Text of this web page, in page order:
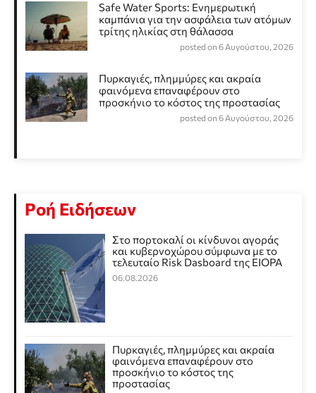
Safe Water Sports: Eνημερωτική
καμπάνια για την ασφάλεια των ατόμων
τρίτης ηλικίας στη θάλασσα
posted on 6 Αυγούστου, 2026
Πυρκαγιές, πλημμύρες και ακραία
φαινόμενα επαναφέρουν στο
προσκήνιο το κόστος της προστασίας
posted on 6 Αυγούστου, 2026
Ροή Ειδήσεων
Στο πορτοκαλί οι κίνδυνοι αγοράς
και κυβερνοχώρου σύμφωνα με το
τελευταίο Risk Dasboard της EIOPA
06.08.2026
Πυρκαγιές, πλημμύρες και ακραία
φαινόμενα επαναφέρουν στο
προσκήνιο το κόστος της
προστασίας